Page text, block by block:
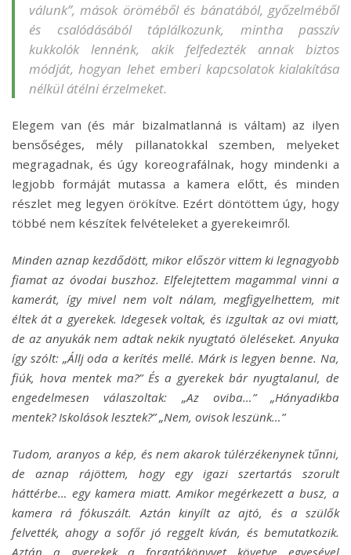
válunk”, mások öröméből és bánatából, győzelméből
és csalódásából táplálkozunk, mintha passzív
kukkolók lennénk, akik felfedezték annak biztos
módját, hogyan lehet emberi kapcsolatok kialakítása
nélkül átélni érzelmeket.
Elegem van (és már bizalmatlanná is váltam) az ilyen
bensőséges, mély pillanatokkal szemben, melyeket
megragadnak, és úgy koreografálnak, hogy mindenki a
legjobb formáját mutassa a kamera előtt, és minden
részlet meg legyen örökítve. Ezért döntöttem úgy, hogy
többé nem készítek felvételeket a gyerekeimről.
Minden aznap kezdődött, mikor először vittem ki legnagyobb
fiamat az óvodai buszhoz. Elfelejtettem magammal vinni a
kamerát, így mivel nem volt nálam, megfigyelhettem, mit
éltek át a gyerekek. Idegesek voltak, és izgultak az ovi miatt,
de az anyukák nem adtak nekik nyugtató öleléseket. Anyuka
így szólt: „Állj oda a kerítés mellé. Márk is legyen benne. Na,
fiúk, hova mentek ma?” És a gyerekek bár nyugtalanul, de
engedelmesen válaszoltak: „Az oviba…” „Hányadikba
mentek? Iskolások lesztek?” „Nem, ovisok leszünk…”
Tudom, aranyos a kép, és nem akarok túlérzékenynek tűnni,
de aznap rájöttem, hogy egy igazi szertartás szorult
háttérbe… egy kamera miatt. Amikor megérkezett a busz, a
kamera rá fókuszált. Aztán kinyílt az ajtó, és a szülők
felvették, ahogy a sofőr jó reggelt kíván, és bemutatkozik.
Aztán a gyerekek a forgatókönyvet követve egyesével